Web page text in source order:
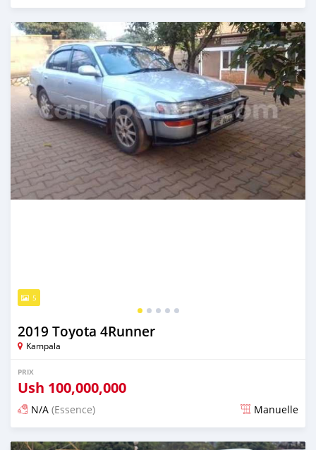
Publié il y a 4 jours
5
2019 Toyota 4Runner
Kampala
PRIX
Ush 100,000,000
N/A (Essence) Manuelle
Publié il y a 4 jours